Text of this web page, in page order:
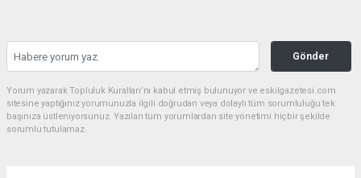
Gönder
Yorum yazarak Topluluk Kuralları’nı kabul etmiş bulunuyor ve eskilgazetesi.com
sitesine yaptığınız yorumunuzla ilgili doğrudan veya dolaylı tüm sorumluluğu tek
başınıza üstleniyorsunuz. Yazılan tüm yorumlardan site yönetimi hiçbir şekilde
sorumlu tutulamaz.